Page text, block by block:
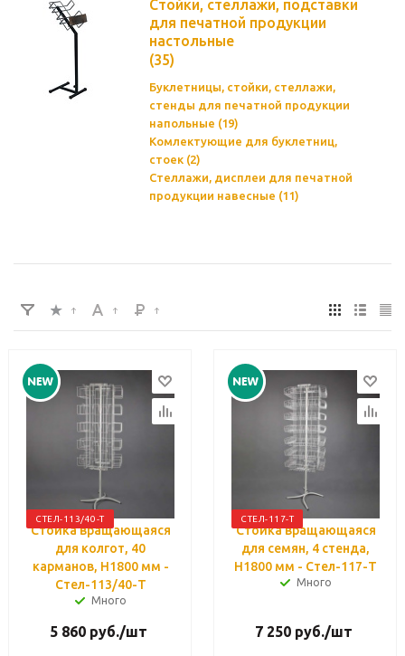
Стойки, стеллажи, подставки
для печатной продукции
настольные
(35)
Буклетницы, стойки, стеллажи,
стенды для печатной продукции
напольные (19)
Комлектующие для буклетниц,
стоек (2)
Стеллажи, дисплеи для печатной
продукции навесные (11)
СТЕЛ-113/40-Т
Стойка вращающаяся
для колгот, 40
карманов, H1800 мм -
Стел-113/40-Т
Много
5 860 руб./шт
СТЕЛ-117-Т
Стойка вращающаяся
для семян, 4 стенда,
H1800 мм - Стел-117-Т
Много
7 250 руб./шт